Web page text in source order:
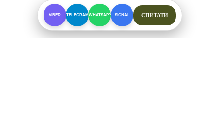
VIBER TELEGRAMWHATSAPP SIGNAL СПИТАТИ